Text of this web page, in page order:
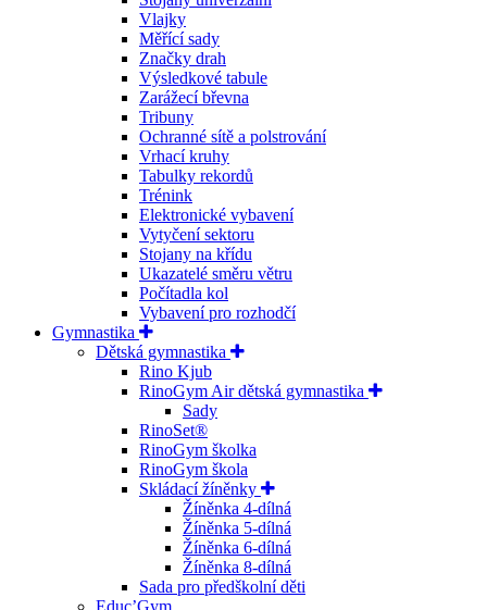
Vlajky
Měřící sady
Značky drah
Výsledkové tabule
Zarážecí břevna
Tribuny
Ochranné sítě a polstrování
Vrhací kruhy
Tabulky rekordů
Trénink
Elektronické vybavení
Vytyčení sektoru
Stojany na křídu
Ukazatelé směru větru
Počítadla kol
Vybavení pro rozhodčí
Gymnastika
Dětská gymnastika
Rino Kjub
RinoGym Air dětská gymnastika
Sady
RinoSet®
RinoGym školka
RinoGym škola
Skládací žíněnky
Žíněnka 4-dílná
Žíněnka 5-dílná
Žíněnka 6-dílná
Žíněnka 8-dílná
Sada pro předškolní děti
Educ’Gym